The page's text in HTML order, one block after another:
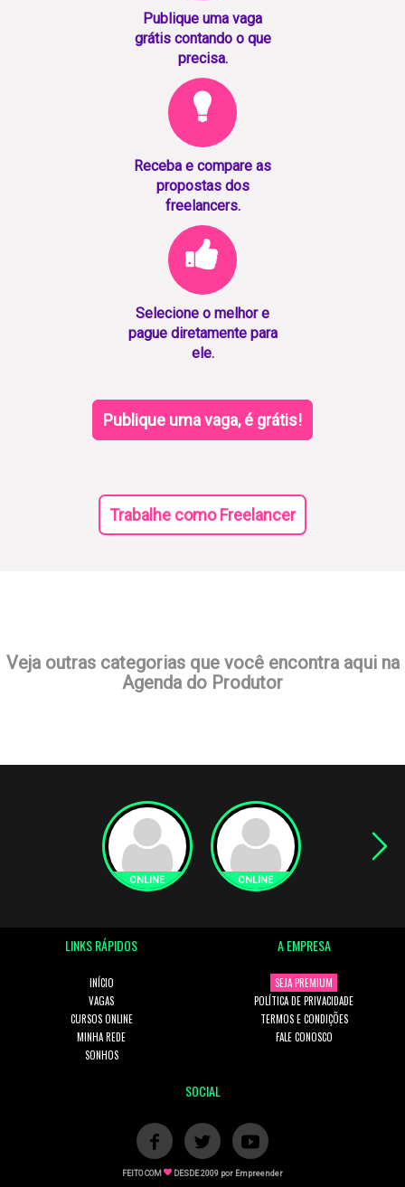
Publique uma vaga
grátis contando o que
precisa.
Receba e compare as
propostas dos
freelancers.
Selecione o melhor e
pague diretamente para
ele.
Publique uma vaga, é grátis!
Trabalhe como Freelancer
Veja outras categorias que você encontra aqui na
Agenda do Produtor
LINKS RÁPIDOS
INÍCIO
VAGAS
CURSOS ONLINE
MINHA REDE
SONHOS
A EMPRESA
SEJA PREMIUM
POLÍTICA DE PRIVACIDADE
TERMOS E CONDIÇÕES
FALE CONOSCO
SOCIAL
FEITO COM DESDE 2009 por Empreender